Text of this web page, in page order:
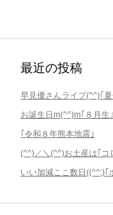
最近の投稿
早見優さんライブ(^^)｢
お誕生日m(^^)m｢８月生
｢令和８年熊本地震｣
(^^)／＼(^^)お土産は｢コ
いい加減ここ数日((^^;)｢